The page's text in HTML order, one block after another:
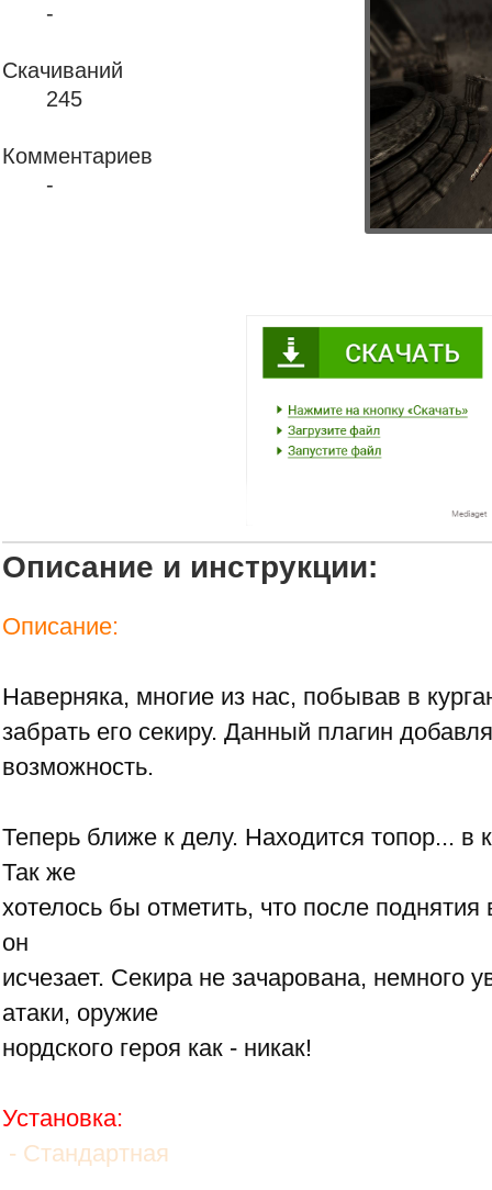
-
Скачиваний
245
Комментариев
-
Описание и инструкции:
Описание:
Наверняка, многие из нас, побывав в
забрать его секиру. Данный плагин
возможность.
Теперь ближе к делу. Находится топор... в
Так же
хотелось бы отметить, что после поднятия
он
исчезает. Секира не зачарована, немного
атаки, оружие
нордского героя как - никак!
Установка:
- Стандартная